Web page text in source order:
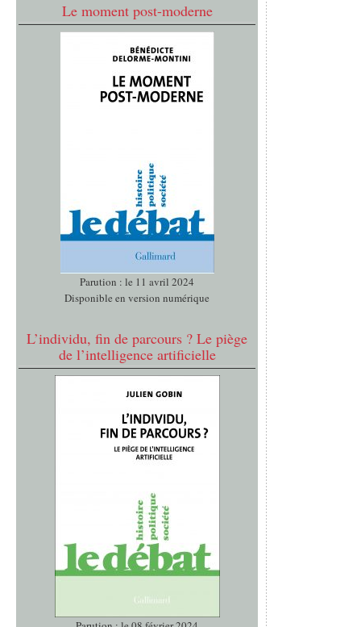
Le moment post-moderne
Parution : le 11 avril 2024
Disponible en version numérique
L’individu, fin de parcours ? Le piège
de l’intelligence artificielle